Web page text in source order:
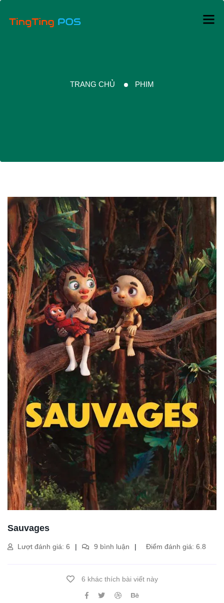
TRANG CHỦ PHIM
Sauvages
Lượt đánh giá: 6 9 bình luận Điểm đánh giá: 6.8
6 khác thích bài viết này